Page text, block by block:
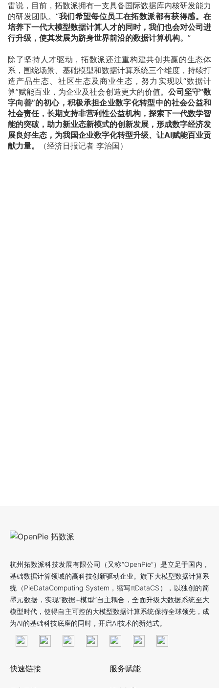
雷说，目前，拓数派拥有一支具备国际数据库内核研发能力
的研发团队。“我们希望每位员工在拓数派都有获得感。在
培养下一代大模型数据计算人才的同时，我们也会对公司进
行升级，使其发展为跻身世界前沿的数据计算机构。 ”
除了坚持人才驱动，拓数派还注重构建共创共赢的生态体
系，围绕场景、基础模型和数据计算系统三个维度，持续打
造产品生态、社区生态及商业生态，努力实现以“数据计
算”赋能百业，为企业及社会创造更大的价值。公司坚守“数
字向善”的初心，积极承担企业数字化转型中的社会公益和
社会责任，长期支持非营利性公益机构，探索下一代数学智
能的突破，助力新业态新模式的创新发展，形成数字经济发
展良好生态，为我国企业数字化转型升级、让AI赋能百业贡
献力量。
（经济日报记者 李治国）
杭州拓数派科技发展有限公司（又称“OpenPie”）是立足于国内，
基础数据计算领域的高科技创新驱动企业。旗下大模型数据计算系
统（PieDataComputing System，缩写πDataCS），以独创的简
墨元数据，实现“数据+模型”自主耦合，全面升级大数据系统至大
模型时代，使得自主可控的大模型数据计算系统保持全球领先，成
为AI的基础科技底座的同时，开启AI技术的新范式。
快速链接 服务赋能